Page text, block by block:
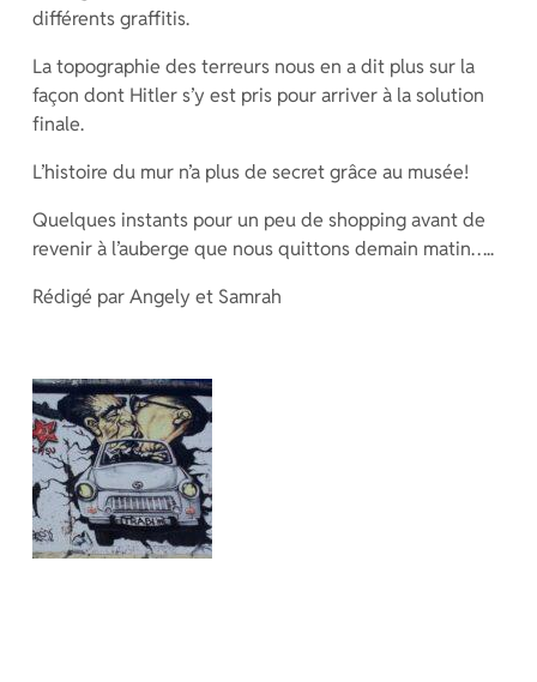
différents graffitis.
La topographie des terreurs nous en a dit plus sur la
façon dont Hitler s’y est pris pour arriver à la solution
finale.
L’histoire du mur n’a plus de secret grâce au musée!
Quelques instants pour un peu de shopping avant de
revenir à l’auberge que nous quittons demain matin…..
Rédigé par Angely et Samrah